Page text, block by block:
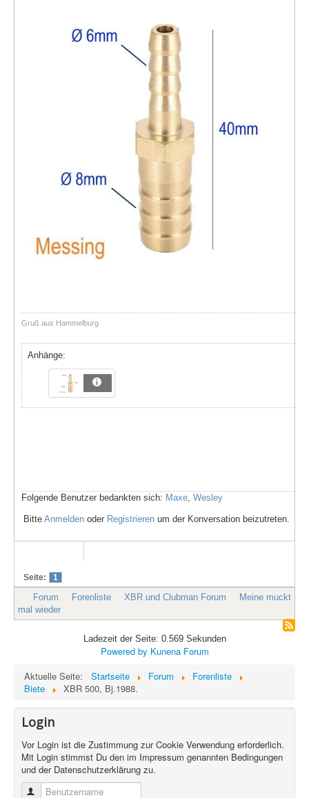
Gruß aus Hammelburg
Anhänge:
Folgende Benutzer bedankten sich: Maxe Wesley
Bitte Anmelden oder Registrieren um der Konversation beizutreten.
Seite: 1
Forum Forenliste XBR und Clubman Forum
Meine muckt
mal wieder
Ladezeit der Seite: 0.569 Sekunden
Powered by Kunena Forum
Aktuelle Seite:
Startseite Forum
Forenliste
Biete
XBR 500, Bj.1988.
Login
Vor Login ist die Zustimmung zur Cookie Verwendung erforderlich.
Mit Login stimmst Du den im Impressum genannten Bedingungen
und der Datenschutzerklärung zu.
Benutzername